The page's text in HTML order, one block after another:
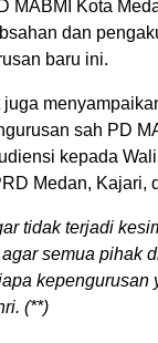
MABMI Kota
dan
baru ini.
juga
sah PD
kepada
Medan, Kajari,
tidak terjadi
semua pihak
kepengurusan
(**)